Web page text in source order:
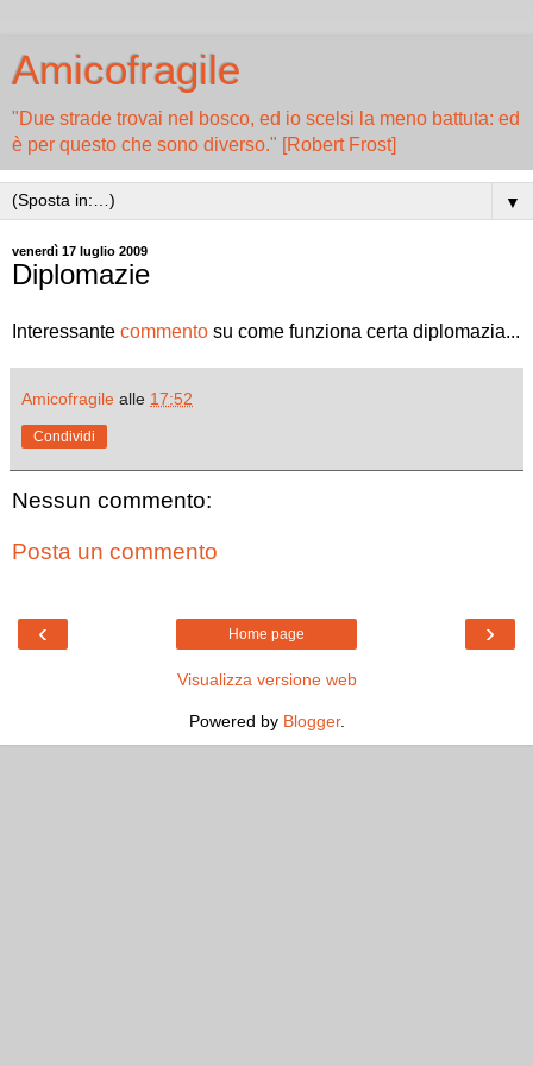
Amicofragile
"Due strade trovai nel bosco, ed io scelsi la meno battuta: ed
è per questo che sono diverso." [Robert Frost]
▼
venerdì 17 luglio 2009
Diplomazie
Interessante commento su come funziona certa diplomazia...
Amicofragile alle 17:52
Condividi
Nessun commento:
Posta un commento
‹ ›
Home page
Visualizza versione web
Powered by Blogger.